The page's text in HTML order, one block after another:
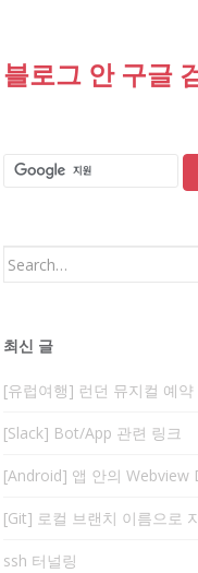
블로그 안 구글
Search
최신 글
[유럽여행] 런던 뮤지컬 예
[Slack] Bot/App 관련 링크
[Android] 앱 안의 Webview
[Git] 로컬 브랜치 이름으로
ssh 터널링